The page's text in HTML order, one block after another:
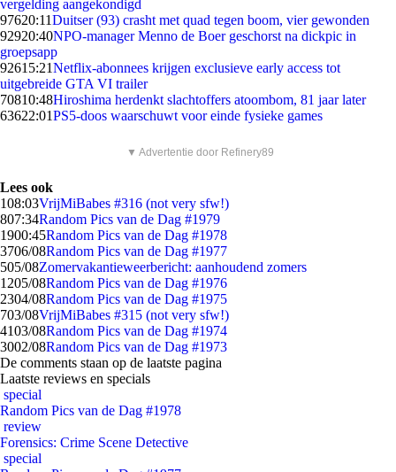
vergelding aangekondigd
97620:11Duitser (93) crasht met quad tegen boom, vier gewonden
92920:40NPO-manager Menno de Boer geschorst na dickpic in
groepsapp
92615:21Netflix-abonnees krijgen exclusieve early access tot
uitgebreide GTA VI trailer
70810:48Hiroshima herdenkt slachtoffers atoombom, 81 jaar later
63622:01PS5-doos waarschuwt voor einde fysieke games
▼ Advertentie door Refinery89
Lees ook
108:03VrijMiBabes #316 (not very sfw!)
807:34Random Pics van de Dag #1979
1900:45Random Pics van de Dag #1978
3706/08Random Pics van de Dag #1977
505/08Zomervakantieweerbericht: aanhoudend zomers
1205/08Random Pics van de Dag #1976
2304/08Random Pics van de Dag #1975
703/08VrijMiBabes #315 (not very sfw!)
4103/08Random Pics van de Dag #1974
3002/08Random Pics van de Dag #1973
De comments staan op de laatste pagina
Laatste reviews en specials
special
Random Pics van de Dag #1978
review
Forensics: Crime Scene Detective
special